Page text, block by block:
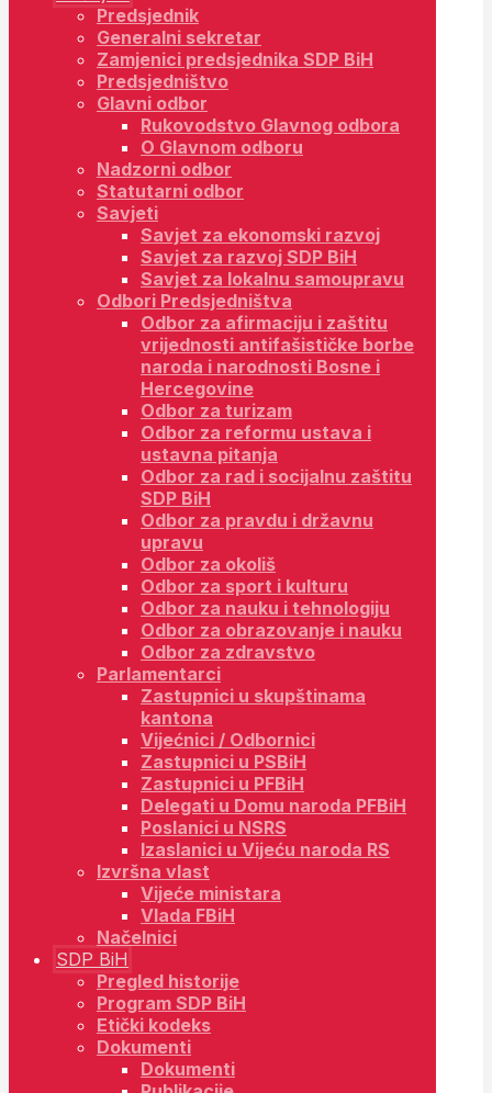
Predsjednik
Generalni sekretar
Zamjenici predsjednika SDP BiH
Predsjedništvo
Glavni odbor
Rukovodstvo Glavnog odbora
O Glavnom odboru
Nadzorni odbor
Statutarni odbor
Savjeti
Savjet za ekonomski razvoj
Savjet za razvoj SDP BiH
Savjet za lokalnu samoupravu
Odbori Predsjedništva
Odbor za afirmaciju i zaštitu
vrijednosti antifašističke borbe
naroda i narodnosti Bosne i
Hercegovine
Odbor za turizam
Odbor za reformu ustava i
ustavna pitanja
Odbor za rad i socijalnu zaštitu
SDP BiH
Odbor za pravdu i državnu
upravu
Odbor za okoliš
Odbor za sport i kulturu
Odbor za nauku i tehnologiju
Odbor za obrazovanje i nauku
Odbor za zdravstvo
Parlamentarci
Zastupnici u skupštinama
kantona
Vijećnici / Odbornici
Zastupnici u PSBiH
Zastupnici u PFBiH
Delegati u Domu naroda PFBiH
Poslanici u NSRS
Izaslanici u Vijeću naroda RS
Izvršna vlast
Vijeće ministara
Vlada FBiH
Načelnici
SDP BiH
Pregled historije
Program SDP BiH
Etički kodeks
Dokumenti
Dokumenti